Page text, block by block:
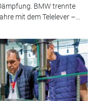
BMW trennte
mit dem Telelever –...